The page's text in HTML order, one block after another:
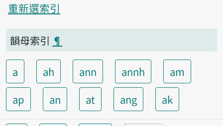
重新選索引
韻母索引 ¶
a ah ann annh
am
ap
an at ang ak